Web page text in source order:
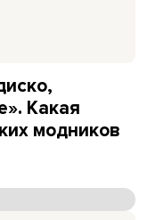
Какая
модников